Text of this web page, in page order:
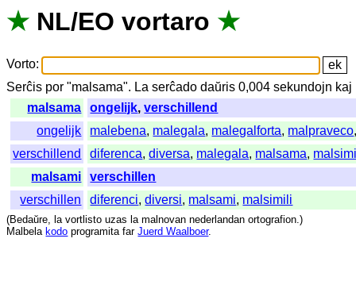
★ NL/EO vortaro ★
Vorto:
Serĉis por "malsama". La serĉado daŭris 0,004sekundojn kaj
malsama
ongelijk,verschillend
ongelijk
malebena, malegala, malegalforta, malpraveco
verschillend
diferenca,diversa, malegala, malsama,
malsami
verschillen
verschillen
diferenci,diversi, malsami, malsimili
(Bedaŭre, la vortlisto uzas la malnovan nederlandan ortografion.)
Malbela kodo programita far Juerd Waalboer.